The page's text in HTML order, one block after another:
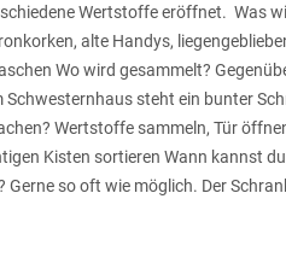
Wertstoffe eröffnet. Was
alte Handys,
Wo wird gesammelt?
Schwesternhaus steht ein bunter
Wertstoffe sammeln, Tür
Kisten sortieren Wann kannst du
Gerne so oft wie möglich. Der